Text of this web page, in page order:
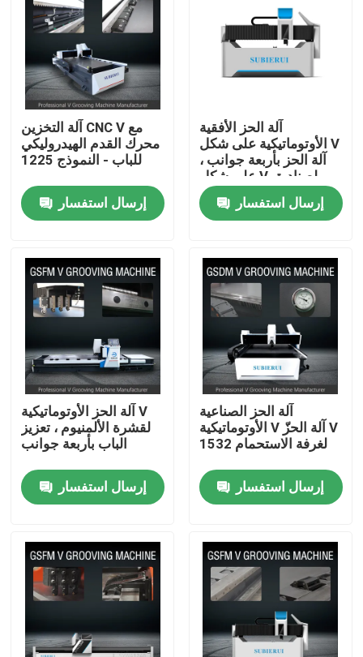
منزل
إتصال
أشرطة فيديو
آلة الحز V عالية السرعة
آلة الحز CNC V
آلة الحز التلقائي V
آلة الحز الصفائح المعدنية
آلة V Groover
آلة التخزين CNC V مع
محرك القدم الهيدروليكي
للباب - النموذج 1225
إرسال استفسار
آلة الحز الأفقية
الأوتوماتيكية على شكل V
، آلة الحز بأربعة جوانب
على شكل V لصناديق
الحائط الساتر
إرسال استفسار
آلة الحز الأوتوماتيكية V
لقشرة الألمنيوم ، تعزيز
الباب بأربعة جوانب
إرسال استفسار
آلة الحز الصناعية
الأوتوماتيكية V آلة الحزّ V
لغرفة الاستحمام 1532
إرسال استفسار